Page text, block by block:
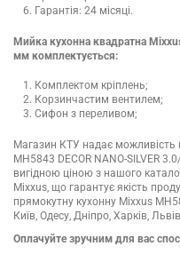
Гарантія: 24 місяці.
Мийка кухонна квадратна
мм комплектується:
Комплектом кріплень;
Корзинчастим вентилем;
Сифон з переливом;
Магазин КТУ надає можливість
MH5843 DECOR NANO-SILVER
вигідною ціною з нашого
Mixxus, що гарантує якість
прямокутну кухонну Mixxus
Київ, Одесу, Дніпро, Харків,
Оплачуйте зручним для вас